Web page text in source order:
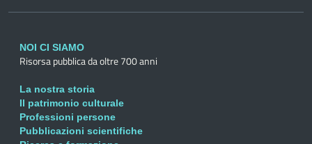
NOI CI SIAMO
Risorsa pubblica da oltre 700 anni
La nostra storia
Il patrimonio culturale
Professioni persone
Pubblicazioni scientifiche